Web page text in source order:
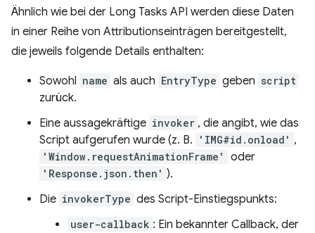
Ähnlich wie bei der Long Tasks API werden diese Daten
in einer Reihe von Attributionseinträgen bereitgestellt,
die jeweils folgende Details enthalten:
Sowohl name als auch EntryType geben script
zurück.
Eine aussagekräftige invoker , die angibt, wie das
Script aufgerufen wurde (z. B.
'IMG#id.onload' ,
'Window.requestAnimationFrame' oder
'Response.json.then' ).
Die invokerType des Script-Einstiegspunkts:
user-callback : Ein bekannter Callback, der